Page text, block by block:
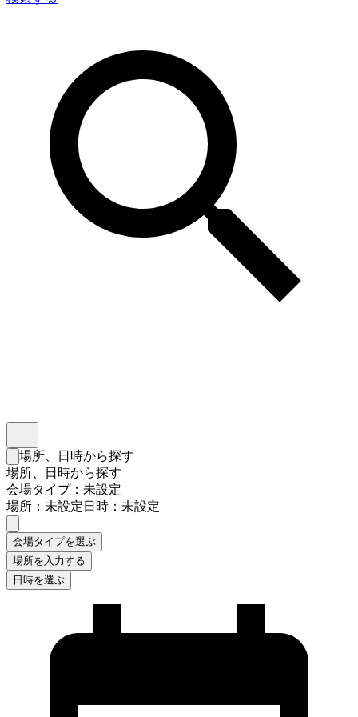
検索フォームを閉じる
場所、日時から探す
場所、日時から探す
会場タイプ：未設定
場所：未設定日時：未設定
会場タイプを選ぶ
場所を入力する
日時を選ぶ